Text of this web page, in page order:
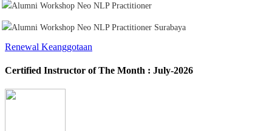
Renewal Keanggotaan
Certified Instructor of The Month : July-2026